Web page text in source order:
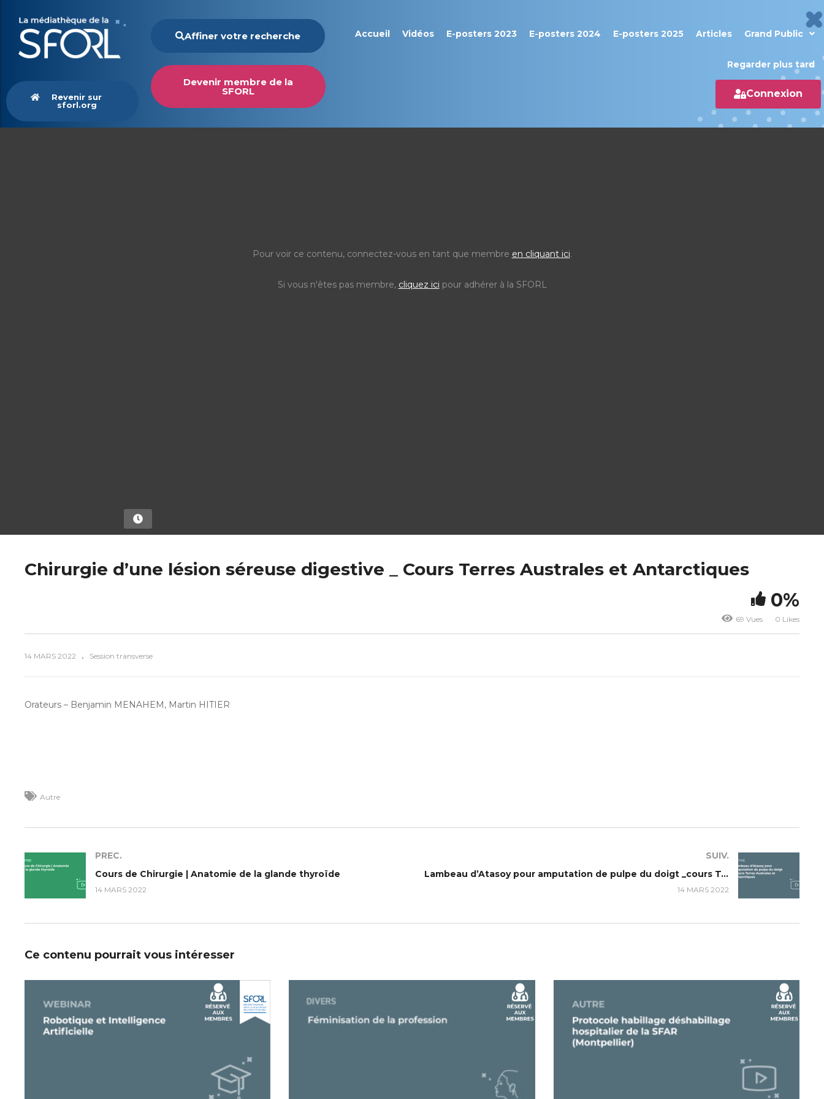
Revenir sur
sforl.org
Affiner votre recherche
Devenir membre de la
SFORL
Accueil Vidéos E-posters 2023 E-posters 2024 E-posters 2025 Articles Grand Public
Regarder plus tard
Connexion
Pour voir ce contenu, connectez-vous en tant que membre en cliquant ici.
Si vous n'êtes pas membre, cliquez ici pour adhérer à la SFORL
Chirurgie d’une lésion séreuse digestive _ Cours Terres Australes et Antarctiques
0%
69 Vues 0 Likes
14 MARS 2022 Session transverse
Orateurs – Benjamin MENAHEM, Martin HITIER
Autre
PREC.
Cours de Chirurgie | Anatomie de la glande thyroïde
14 MARS 2022
SUIV.
Lambeau d’Atasoy pour amputation de pulpe du doigt _cours Terres Australes et Antarctiques
14 MARS 2022
Ce contenu pourrait vous intéresser